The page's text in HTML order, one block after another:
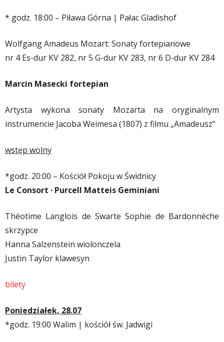
* godz. 18:00 – Piława Górna | Pałac Gladishof
Wolfgang Amadeus Mozart: Sonaty fortepianowe
nr 4 Es-dur KV 282, nr 5 G-dur KV 283, nr 6 D-dur KV 284
Marcin Masecki fortepian
Artysta wykona sonaty Mozarta na oryginalnym
instrumencie Jacoba Weimesa (1807) z filmu „Amadeusz”
wstęp wolny
*godz. 20:00 – Kościół Pokoju w Świdnicy
Le Consort · Purcell Matteis Geminiani
Théotime Langlois de Swarte Sophie de Bardonnèche
skrzypce
Hanna Salzenstein wiolonczela
Justin Taylor klawesyn
bilety
Poniedziałek, 28.07
*godz. 19:00 Walim | kościół św. Jadwigi